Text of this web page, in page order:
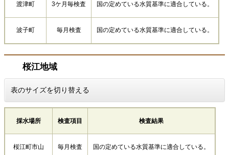
渡津町 3ケ月毎検査 国の定めている水質基準に適合している。
波子町 毎月検査 国の定めている水質基準に適合している。
桜江地域
表のサイズを切り替える
採水場所 検査項目 検査結果
桜江町市山 毎月検査 国の定めている水質基準に適合している。